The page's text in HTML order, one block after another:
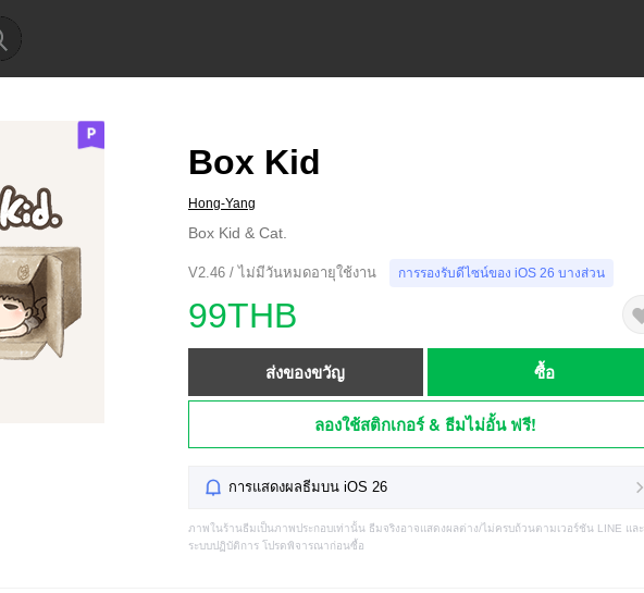
Box Kid
Hong-Yang
Box Kid & Cat.
V2.46 / ไม่มีวันหมดอายุใช้งาน การรองรับดีไซน์ของ iOS 26 บางส่วน
99THB
ส่งของขวัญ ซื้อ
ลองใช้สติกเกอร์ & ธีมไม่อั้น ฟรี!
การแสดงผลธีมบน iOS 26
ภาพในร้านธีมเป็นภาพประกอบเท่านั้น ธีมจริงอาจแสดงผลต่าง/ไม่ครบถ้วนตามเวอร์ชัน LINE และ
ระบบปฏิบัติการ โปรดพิจารณาก่อนซื้อ